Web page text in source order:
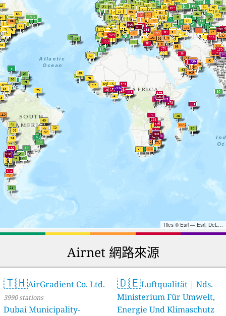
Tiles © Esri — Esri, DeLorme, NAVTEQ, TomTom, Intermap, iPC, USGS, FAO, NPS, NRCAN, GeoBase, Kadaster NL, Ordnance Survey, Esri Japan, METI, Esri China (Hong Kong), and the GIS User Community
Airnet 網路來源
🇹🇭AirGradient Co. Ltd.
3990 stations
Dubai Municipality-
🇩🇪Luftqualität | Nds.
Ministerium Für Umwelt,
Energie Und Klimaschutz